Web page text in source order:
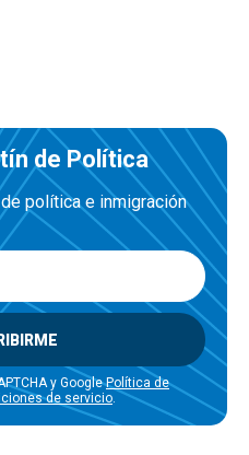
de Política
política e inmigración
y GooglePolítica de
de servicio.